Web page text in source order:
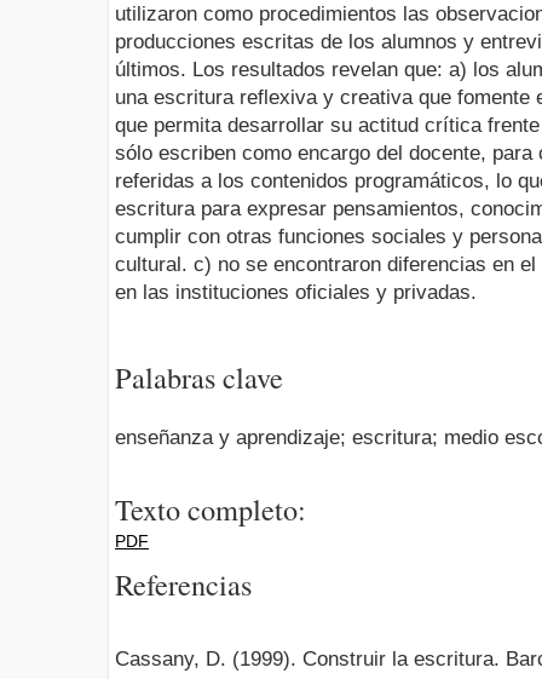
utilizaron como procedimientos las
producciones escritas de los alumnos y
últimos. Los resultados revelan que: a) los
una escritura reflexiva y creativa que fomente
que permita desarrollar su actitud crítica
sólo escriben como encargo del docente,
referidas a los contenidos programáticos, lo
escritura para expresar pensamientos,
cumplir con otras funciones sociales y
cultural. c) no se encontraron diferencias en
en las instituciones oficiales y privadas.
Palabras clave
enseñanza y aprendizaje; escritura; medio
Texto completo:
PDF
Referencias
Cassany, D. (1999). Construir la escritura.